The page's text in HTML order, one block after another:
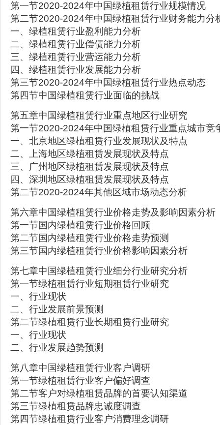
第一节2020-2024年中国绿植租赁行业规模情况
第二节2020-2024年中国绿植租赁行业财务能力分
一、绿植租赁行业盈利能力分析
二、绿植租赁行业偿债能力分析
三、绿植租赁行业营运能力分析
四、绿植租赁行业发展能力分析
第三节2020-2024年中国绿植租赁行业热点动态
第四节中国绿植租赁行业面临的挑战
第五章中国绿植租赁行业重点地区行业研究
第一节2020-2024年中国绿植租赁行业重点城市竞
一、北京地区绿植租赁行业发展现状及特点
二、上海地区绿植租赁发展现状及特点
三、广州地区绿植租赁发展现状及特点
四、深圳地区绿植租赁发展现状及特点
第二节2020-2024年其他区域市场动态分析
第六章中国绿植租赁行业价格走势及影响因素分析
第一节国内绿植租赁行业价格回顾
第二节国内绿植租赁行业价格走势预测
第三节国内绿植租赁行业价格影响因素分析
第七章中国绿植租赁行业细分行业研究分析
第一节绿植租赁行业短期租赁行业研究
一、行业现状
二、行业发展前景预测
第二节绿植租赁行业长期租赁行业研究
一、行业现状
二、行业发展趋势预测
第八章中国绿植租赁行业客户调研
第一节绿植租赁行业客户偏好调查
第二节客户对绿植租赁品牌的首要认知渠道
第三节绿植租赁品牌忠诚度调查
第四节绿植租赁行业客户消费理念调研